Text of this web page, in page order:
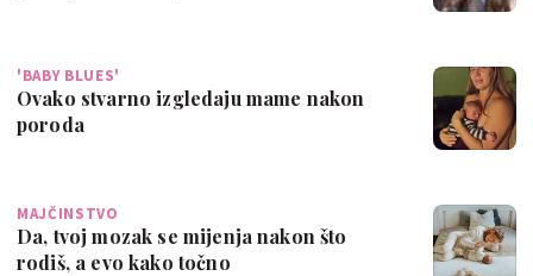
'BABY BLUES'
Ovako stvarno izgledaju mame nakon
poroda
MAJČINSTVO
Da, tvoj mozak se mijenja nakon što
rodiš, a evo kako točno